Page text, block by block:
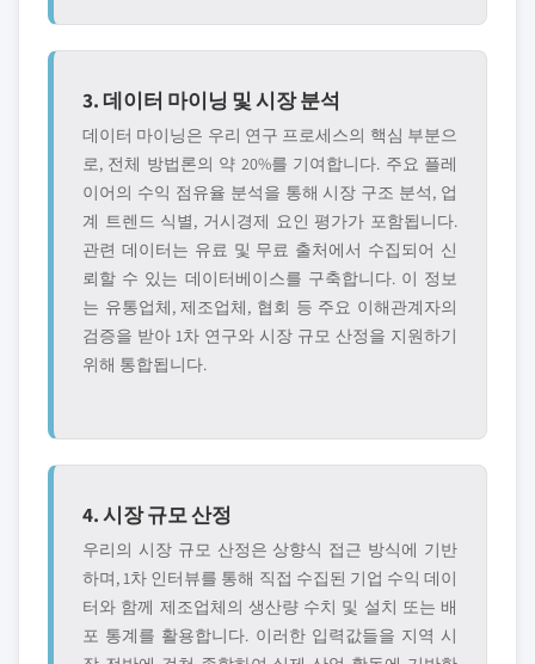
3. 데이터 마이닝 및 시장 분석
데이터 마이닝은 우리 연구 프로세스의 핵심 부분으
로, 전체 방법론의 약 20%를 기여합니다. 주요 플레
이어의 수익 점유율 분석을 통해 시장 구조 분석, 업
계 트렌드 식별, 거시경제 요인 평가가 포함됩니다.
관련 데이터는 유료 및 무료 출처에서 수집되어 신
뢰할 수 있는 데이터베이스를 구축합니다. 이 정보
는 유통업체, 제조업체, 협회 등 주요 이해관계자의
검증을 받아 1차 연구와 시장 규모 산정을 지원하기
위해 통합됩니다.
4. 시장 규모 산정
우리의 시장 규모 산정은 상향식 접근 방식에 기반
하며, 1차 인터뷰를 통해 직접 수집된 기업 수익 데이
터와 함께 제조업체의 생산량 수치 및 설치 또는 배
포 통계를 활용합니다. 이러한 입력값들을 지역 시